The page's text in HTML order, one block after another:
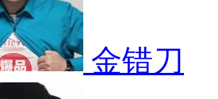
金错刀